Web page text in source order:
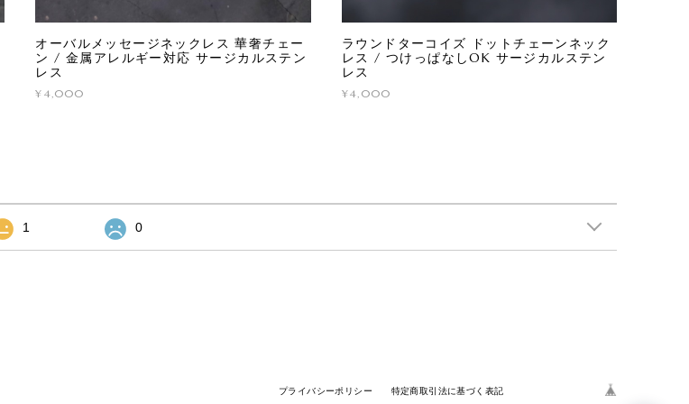
オーバルメッセージネックレス 華奢チェー
ン / 金属アレルギー対応 サージカルステン
レス
¥4,000
ラウンドターコイズ ドットチェーンネック
レス / つけっぱなしOK サージカルステン
レス
¥4,000
1 0
プライバシーポリシー 特定商取引法に基づく表記